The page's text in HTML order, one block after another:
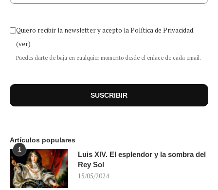
Quiero recibir la newsletter y acepto la Política de Privacidad.
(ver)
Puedes darte de baja en cualquier momento desde el enlace de cada email.
Artículos populares
1
Luis XIV. El esplendor y la sombra del
Rey Sol
15/05/2024